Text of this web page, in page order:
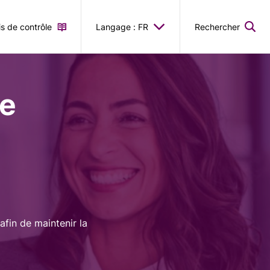
de contrôle Langage : FR Rechercher
de maintenir la